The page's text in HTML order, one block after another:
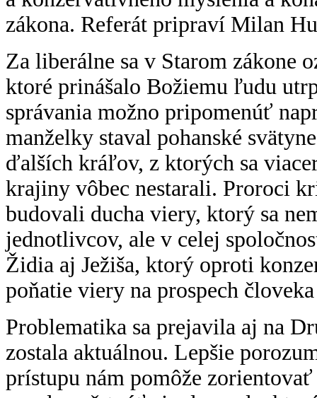
zákona. Referát pripraví Milan
Za liberálne sa v Starom zákone
ktoré prinášalo Božiemu ľudu
správania možno pripomenúť
manželky staval pohanské
ďalších kráľov, z ktorých sa
krajiny vôbec nestarali. Proroci
budovali ducha viery, ktorý sa
jednotlivcov, ale v celej
Židia aj Ježiša, ktorý oproti
poňatie viery na prospech
Problematika sa prejavila aj na
zostala aktuálnou. Lepšie
prístupu nám pomôže